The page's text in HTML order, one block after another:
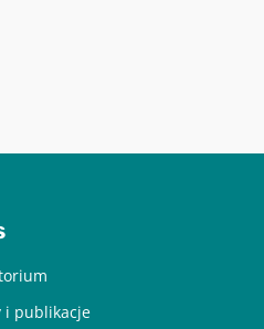
i publikacje